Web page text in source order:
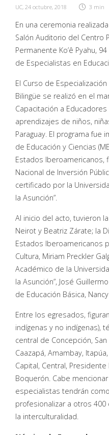
UC, 24 octubre, 2018 3 min
En una ceremonia
Salón Auditorio del Centro
Permanente Ko’ê Pyahu,
de Especialistas en
El Curso de
Bilingüe se realizó en el
Capacitación a
aprendizajes de niños,
Paraguay. El programa
de Educación y Ciencias
Estados Iberoamericanos,
Nacional de Inversión
certificado por la
la Asunción”.
Al inicio del acto, tuvieron
Neirot y Beatriz Zárate; la
Estados Iberoamericanos
Cultura, Miriam Preckler
Académico de la
la Asunción”, José
de Educación Básica,
Entre los egresados,
indígenas y no indígenas),
central de Concepción, San
Caazapá, Amambay,
Capital, Central, Presidente
Boquerón. Cabe
especialistas tendrán
profesionalizar a otros
la interculturalidad.